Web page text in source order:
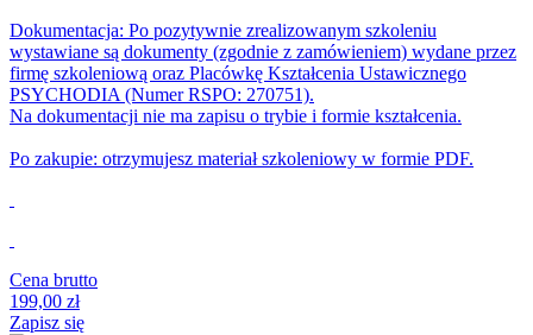
Dokumentacja: Po pozytywnie zrealizowanym szkoleniu
wystawiane są dokumenty (zgodnie z zamówieniem) wydane przez
firmę szkoleniową oraz Placówkę Kształcenia Ustawicznego
PSYCHODIA (Numer RSPO: 270751).
Na dokumentacji nie ma zapisu o trybie i formie kształcenia.
Po zakupie: otrzymujesz materiał szkoleniowy w formie PDF.
Cena brutto
199,00 zł
Zapisz się